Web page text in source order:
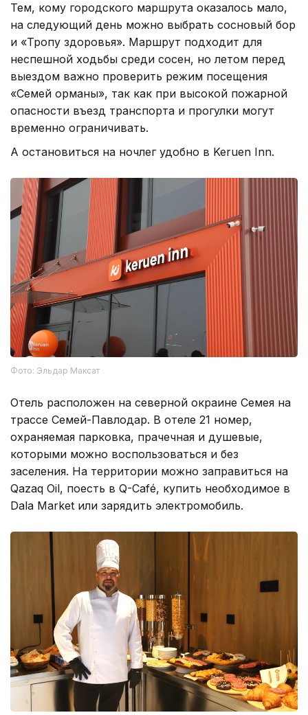
Тем, кому городского маршрута оказалось мало,
на следующий день можно выбрать сосновый бор
и «Тропу здоровья». Маршрут подходит для
неспешной ходьбы среди сосен, но летом перед
выездом важно проверить режим посещения
«Семей орманы», так как при высокой пожарной
опасности въезд транспорта и прогулки могут
временно ограничивать.
А остановиться на ночлег удобно в Keruen Inn.
Фото: Эльдар Максат
Отель расположен на северной окраине Семея на
трассе Семей-Павлодар. В отеле 21 номер,
охраняемая парковка, прачечная и душевые,
которыми можно воспользоваться и без
заселения. На территории можно заправиться на
Qazaq Oil, поесть в Q-Café, купить необходимое в
Dala Market или зарядить электромобиль.